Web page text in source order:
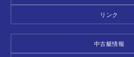
リンク
中古艇情報